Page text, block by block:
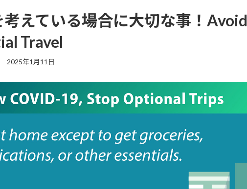
考えている場合に大切な事！Avoid
Travel
最
更
日
2025年1月11日